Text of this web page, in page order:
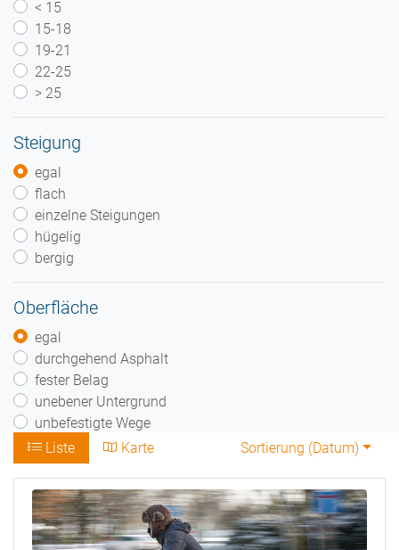
< 15
15-18
19-21
22-25
> 25
Steigung
egal
flach
einzelne Steigungen
hügelig
bergig
Oberfläche
egal
durchgehend Asphalt
fester Belag
unebener Untergrund
unbefestigte Wege
Liste
Karte Sortierung (Datum)